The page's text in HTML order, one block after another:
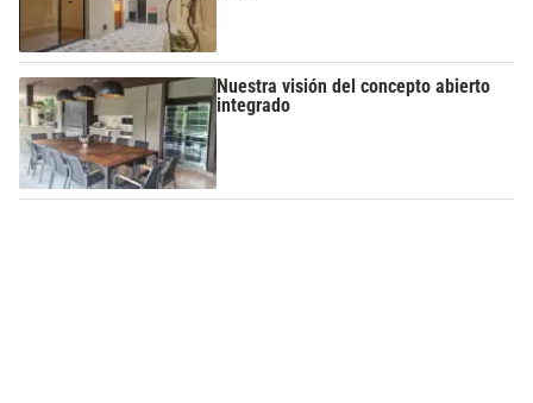
Nuestra visión del concepto abierto
integrado